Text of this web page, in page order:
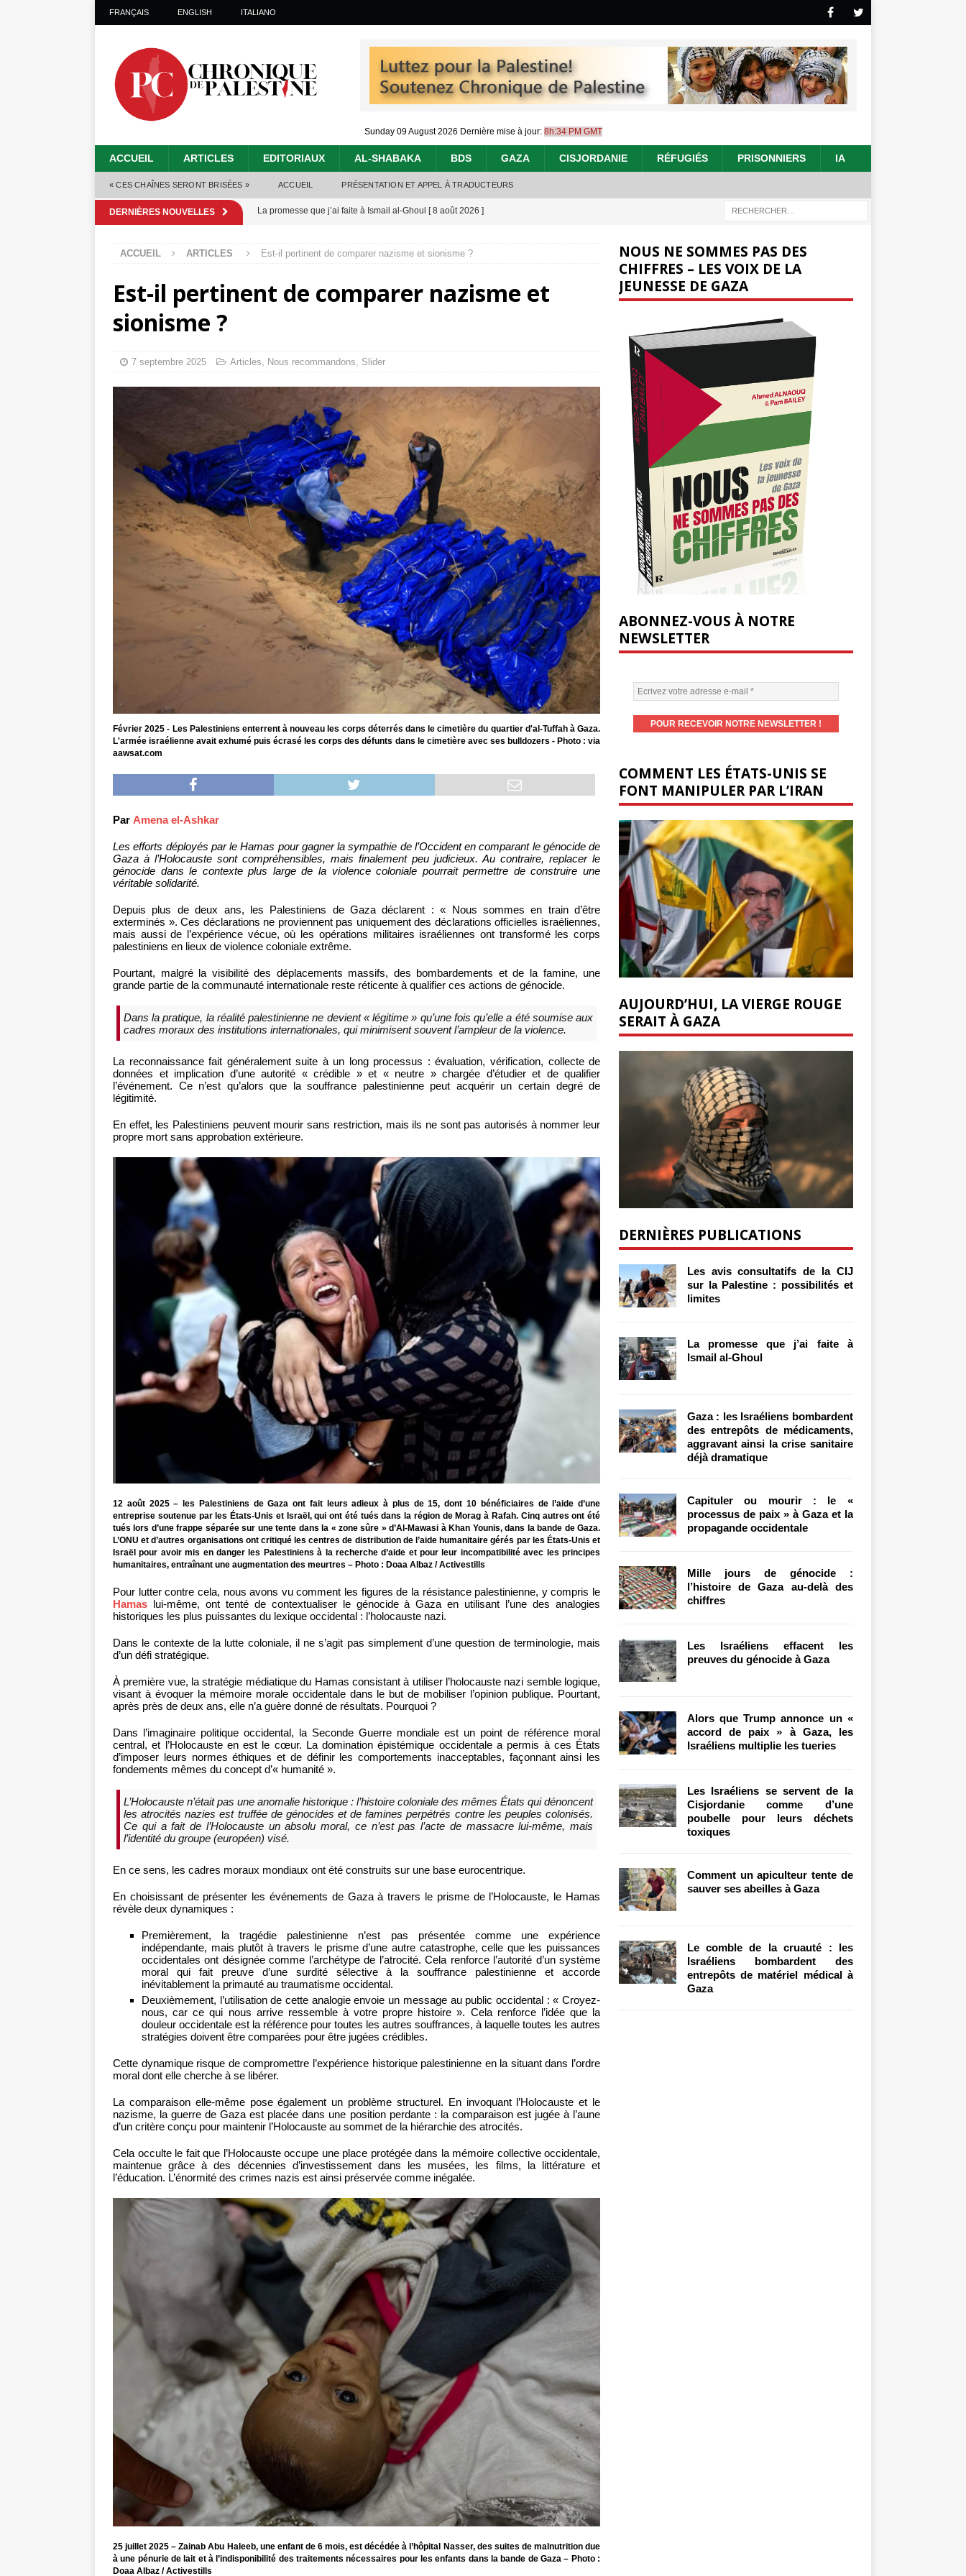
FRANÇAIS ENGLISH ITALIANO
Sunday 09 August 2026 Dernière mise à jour: 8h:34 PM GMT
ACCUEIL ARTICLES EDITORIAUX AL-SHABAKA BDS GAZA CISJORDANIE RÉFUGIÉS PRISONNIERS IA
« CES CHAÎNES SERONT BRISÉES » ACCUEIL PRÉSENTATION ET APPEL À TRADUCTEURS
DERNIÈRES NOUVELLES La promesse que j’ai faite à Ismail al-Ghoul [ 8 août 2026 ]
crise sanitaire déjà dramatique [ 7 août 2026 ]
Capituler ou mourir : le « processus de paix » à Gaza et la propagande occidentale
Les avis consultatifs de la CIJ sur la Palestine : possibilités et limites
ACCUEIL ARTICLES Est-il pertinent de comparer nazisme et sionisme ?
Est-il pertinent de comparer nazisme et
sionisme ?
7 septembre 2025 Articles, Nous recommandons, Slider
Février 2025 - Les Palestiniens enterrent à nouveau les corps déterrés dans le cimetière du quartier d'al-Tuffah à Gaza.
L'armée israélienne avait exhumé puis écrasé les corps des défunts dans le cimetière avec ses bulldozers - Photo : via
aawsat.com
Par Amena el-Ashkar
Les efforts déployés par le Hamas pour gagner la sympathie de l’Occident en comparant le génocide de
Gaza à l’Holocauste sont compréhensibles, mais finalement peu judicieux. Au contraire, replacer le
génocide dans le contexte plus large de la violence coloniale pourrait permettre de construire une
véritable solidarité.
Depuis plus de deux ans, les Palestiniens de Gaza déclarent : « Nous sommes en train d’être
exterminés ». Ces déclarations ne proviennent pas uniquement des déclarations officielles israéliennes,
mais aussi de l’expérience vécue, où les opérations militaires israéliennes ont transformé les corps
palestiniens en lieux de violence coloniale extrême.
Pourtant, malgré la visibilité des déplacements massifs, des bombardements et de la famine, une
grande partie de la communauté internationale reste réticente à qualifier ces actions de génocide.
Dans la pratique, la réalité palestinienne ne devient « légitime » qu’une fois qu’elle a été soumise aux
cadres moraux des institutions internationales, qui minimisent souvent l’ampleur de la violence.
La reconnaissance fait généralement suite à un long processus : évaluation, vérification, collecte de
données et implication d’une autorité « crédible » et « neutre » chargée d’étudier et de qualifier
l’événement. Ce n’est qu’alors que la souffrance palestinienne peut acquérir un certain degré de
légitimité.
En effet, les Palestiniens peuvent mourir sans restriction, mais ils ne sont pas autorisés à nommer leur
propre mort sans approbation extérieure.
12 août 2025 – les Palestiniens de Gaza ont fait leurs adieux à plus de 15, dont 10 bénéficiaires de l’aide d’une
entreprise soutenue par les États-Unis et Israël, qui ont été tués dans la région de Morag à Rafah. Cinq autres ont été
tués lors d’une frappe séparée sur une tente dans la « zone sûre » d’Al-Mawasi à Khan Younis, dans la bande de Gaza.
L’ONU et d’autres organisations ont critiqué les centres de distribution de l’aide humanitaire gérés par les États-Unis et
Israël pour avoir mis en danger les Palestiniens à la recherche d’aide et pour leur incompatibilité avec les principes
humanitaires, entraînant une augmentation des meurtres – Photo : Doaa Albaz / Activestills
Pour lutter contre cela, nous avons vu comment les figures de la résistance palestinienne, y compris le
Hamas lui-même, ont tenté de contextualiser le génocide à Gaza en utilisant l’une des analogies
historiques les plus puissantes du lexique occidental : l’holocauste nazi.
Dans le contexte de la lutte coloniale, il ne s’agit pas simplement d’une question de terminologie, mais
d’un défi stratégique.
À première vue, la stratégie médiatique du Hamas consistant à utiliser l’holocauste nazi semble logique,
visant à évoquer la mémoire morale occidentale dans le but de mobiliser l’opinion publique. Pourtant,
après près de deux ans, elle n’a guère donné de résultats. Pourquoi ?
Dans l’imaginaire politique occidental, la Seconde Guerre mondiale est un point de référence moral
central, et l’Holocauste en est le cœur. La domination épistémique occidentale a permis à ces États
d’imposer leurs normes éthiques et de définir les comportements inacceptables, façonnant ainsi les
fondements mêmes du concept d’« humanité ».
L’Holocauste n’était pas une anomalie historique : l’histoire coloniale des mêmes États qui dénoncent
les atrocités nazies est truffée de génocides et de famines perpétrés contre les peuples colonisés.
Ce qui a fait de l’Holocauste un absolu moral, ce n’est pas l’acte de massacre lui-même, mais
l’identité du groupe (européen) visé.
En ce sens, les cadres moraux mondiaux ont été construits sur une base eurocentrique.
En choisissant de présenter les événements de Gaza à travers le prisme de l’Holocauste, le Hamas
révèle deux dynamiques :
Premièrement, la tragédie palestinienne n’est pas présentée comme une expérience
indépendante, mais plutôt à travers le prisme d’une autre catastrophe, celle que les puissances
occidentales ont désignée comme l’archétype de l’atrocité. Cela renforce l’autorité d’un système
moral qui fait preuve d’une surdité sélective à la souffrance palestinienne et accorde
inévitablement la primauté au traumatisme occidental.
Deuxièmement, l’utilisation de cette analogie envoie un message au public occidental : « Croyez-
nous, car ce qui nous arrive ressemble à votre propre histoire ». Cela renforce l’idée que la
douleur occidentale est la référence pour toutes les autres souffrances, à laquelle toutes les autres
stratégies doivent être comparées pour être jugées crédibles.
Cette dynamique risque de compromettre l’expérience historique palestinienne en la situant dans l’ordre
moral dont elle cherche à se libérer.
La comparaison elle-même pose également un problème structurel. En invoquant l’Holocauste et le
nazisme, la guerre de Gaza est placée dans une position perdante : la comparaison est jugée à l’aune
d’un critère conçu pour maintenir l’Holocauste au sommet de la hiérarchie des atrocités.
Cela occulte le fait que l’Holocauste occupe une place protégée dans la mémoire collective occidentale,
maintenue grâce à des décennies d’investissement dans les musées, les films, la littérature et
l’éducation. L’énormité des crimes nazis est ainsi préservée comme inégalée.
25 juillet 2025 – Zainab Abu Haleeb, une enfant de 6 mois, est décédée à l’hôpital Nasser, des suites de malnutrition due
à une pénurie de lait et à l’indisponibilité des traitements nécessaires pour les enfants dans la bande de Gaza – Photo :
Doaa Albaz / Activestills
NOUS NE SOMMES PAS DES
CHIFFRES – LES VOIX DE LA
JEUNESSE DE GAZA
ABONNEZ-VOUS À NOTRE
NEWSLETTER
COMMENT LES ÉTATS-UNIS SE
FONT MANIPULER PAR L’IRAN
AUJOURD’HUI, LA VIERGE ROUGE
SERAIT À GAZA
DERNIÈRES PUBLICATIONS
Les avis consultatifs de la CIJ
sur la Palestine : possibilités et
limites
La promesse que j’ai faite à
Ismail al-Ghoul
Gaza : les Israéliens bombardent
des entrepôts de médicaments,
aggravant ainsi la crise sanitaire
déjà dramatique
Capituler ou mourir : le «
processus de paix » à Gaza et la
propagande occidentale
Mille jours de génocide :
l’histoire de Gaza au-delà des
chiffres
Les Israéliens effacent les
preuves du génocide à Gaza
Alors que Trump annonce un «
accord de paix » à Gaza, les
Israéliens multiplie les tueries
Les Israéliens se servent de la
Cisjordanie comme d’une
poubelle pour leurs déchets
toxiques
Comment un apiculteur tente de
sauver ses abeilles à Gaza
Le comble de la cruauté : les
Israéliens bombardent des
entrepôts de matériel médical à
Gaza